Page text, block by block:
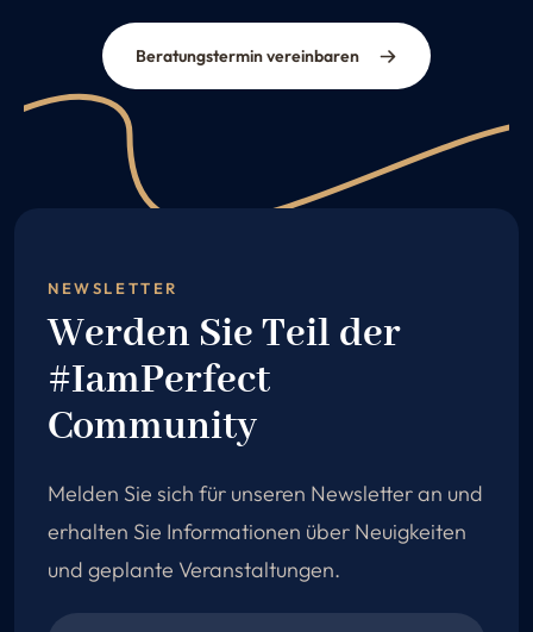
Beratungstermin vereinbaren
NEWSLETTER
Werden Sie Teil der
#IamPerfect
Community
Melden Sie sich für unseren Newsletter an und
erhalten Sie Informationen über Neuigkeiten
und geplante Veranstaltungen.